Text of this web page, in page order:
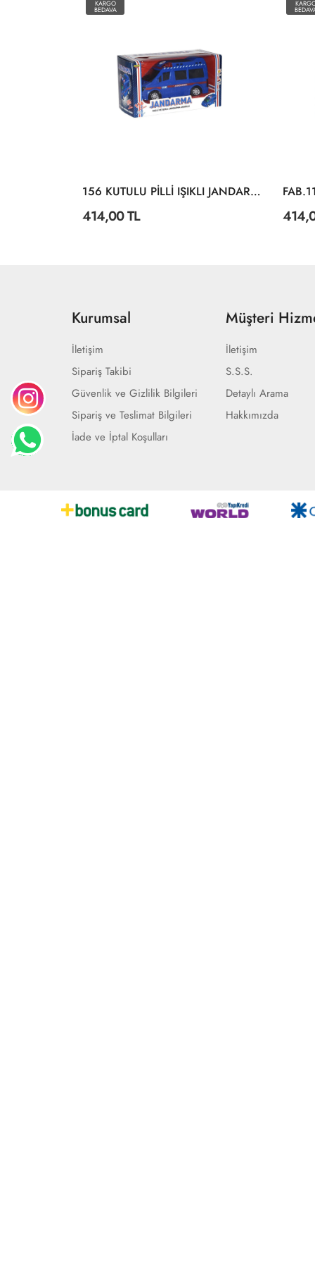
KARGO
BEDAVA
156 KUTULU PİLLİ IŞIKLI JANDARMA
414,00 TL
Kurumsal
İletişim
Sipariş Takibi
Güvenlik ve Gizlilik Bilgileri
Sipariş ve Teslimat Bilgileri
İade ve İptal Koşulları
Müşteri
İletişim
S.S.S.
Detaylı Arama
Hakkımızda